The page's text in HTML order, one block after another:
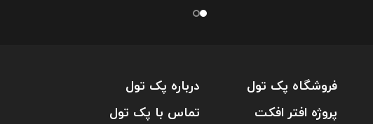
فروشگاه پک تول
پروژه افتر افکت
درباره پک تول
تماس با پک تول